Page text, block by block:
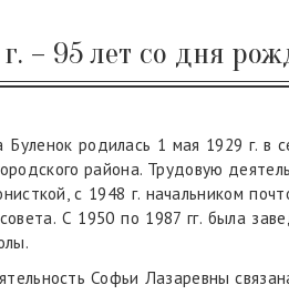
– 95 лет со дня
родилась 1 мая 1929 г. в
района. Трудовую
с 1948 г. начальником
С 1950 по 1987 гг. была
Софьи Лазаревны